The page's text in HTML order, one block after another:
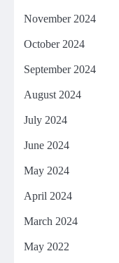
November 2024
October 2024
September 2024
August 2024
July 2024
June 2024
May 2024
April 2024
March 2024
May 2022